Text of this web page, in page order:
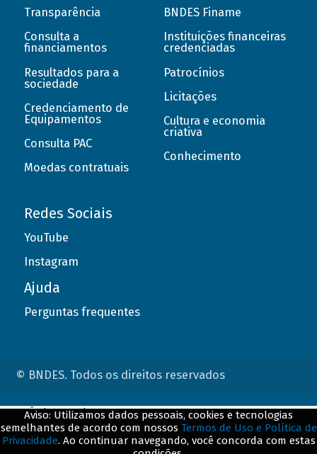
Transparência
Consulta a
financiamentos
Resultados para a
sociedade
Credenciamento de
Equipamentos
Consulta PAC
Moedas contratuais
BNDES Finame
Instituições financeiras
credenciadas
Patrocínios
Licitações
Cultura e economia
criativa
Conhecimento
Redes Sociais
YouTube
Instagram
Ajuda
Perguntas frequentes
© BNDES. Todos os direitos reservados
Aviso: Utilizamos dados pessoais, cookies e tecnologias
semelhantes de acordo com nossos Termos de Uso e Política de
Privacidade. Ao continuar navegando, você concorda com estas
ConteÃºdo complementar
${title}${badge}